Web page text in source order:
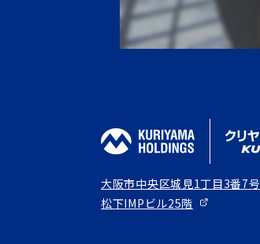
大阪市中央区城見1丁目3番7号
松下IMPビル25階